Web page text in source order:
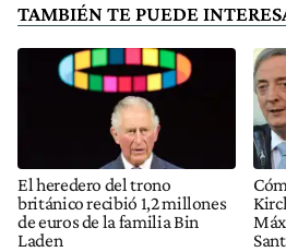
TAMBIÉN TE PUEDE
El heredero del trono
británico recibió 1,2 millones
de euros de la familia Bin
Laden